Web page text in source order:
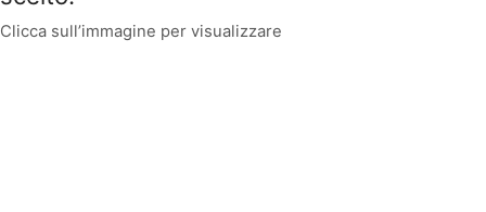
Clicca sull’immagine per visualizzare